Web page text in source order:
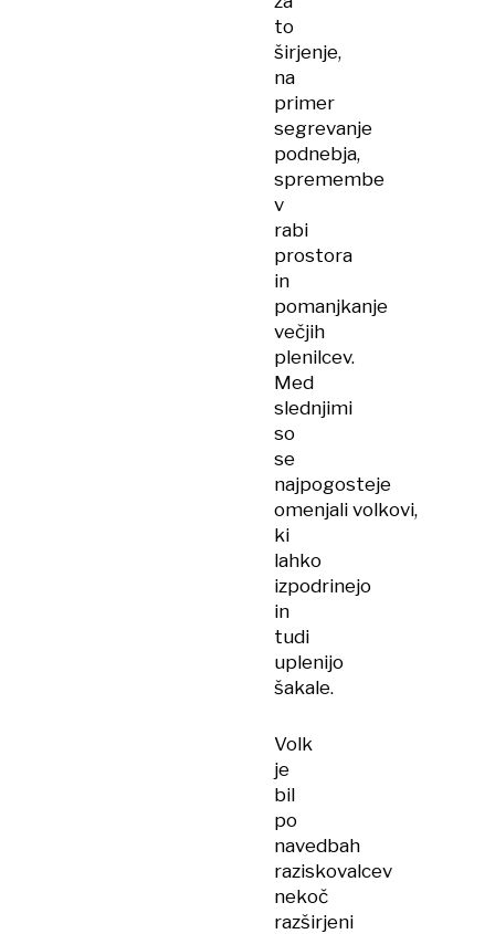
to
širjenje,
na
primer
segrevanje
podnebja,
spremembe
v
rabi
prostora
in
pomanjkanje
večjih
plenilcev.
Med
slednjimi
so
se
najpogosteje
omenjali volkovi,
ki
lahko
izpodrinejo
in
tudi
uplenijo
šakale.
Volk
je
bil
po
navedbah
raziskovalcev
nekoč
razširjeni